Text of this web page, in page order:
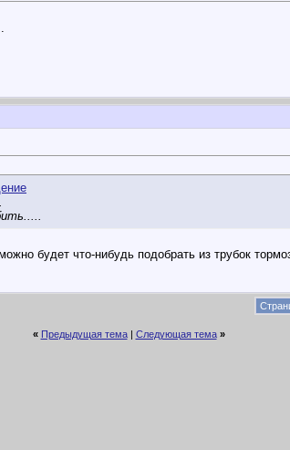
будет что-нибудь подобрать из трубок
« Предыдущая тема| Следующая тема »